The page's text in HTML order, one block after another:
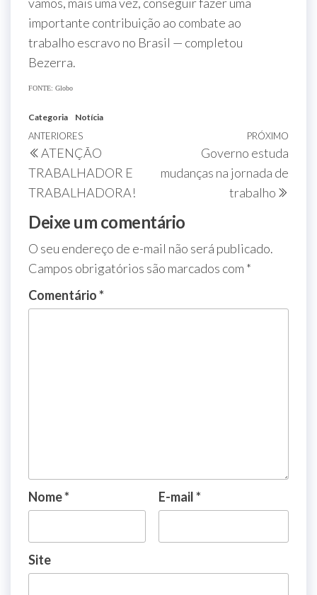
importante contribuição ao combate ao
trabalho escravo no Brasil — completou
Bezerra.
FONTE: Globo
Categoria Notícia
ANTERIORES
ATENÇÃO
TRABALHADOR E
TRABALHADORA!
PRÓXIMO
Governo estuda
mudanças na jornada de
trabalho
Deixe um comentário
O seu endereço de e-mail não será publicado.
Campos obrigatórios são marcados com *
Comentário*
Nome* E-mail*
Site